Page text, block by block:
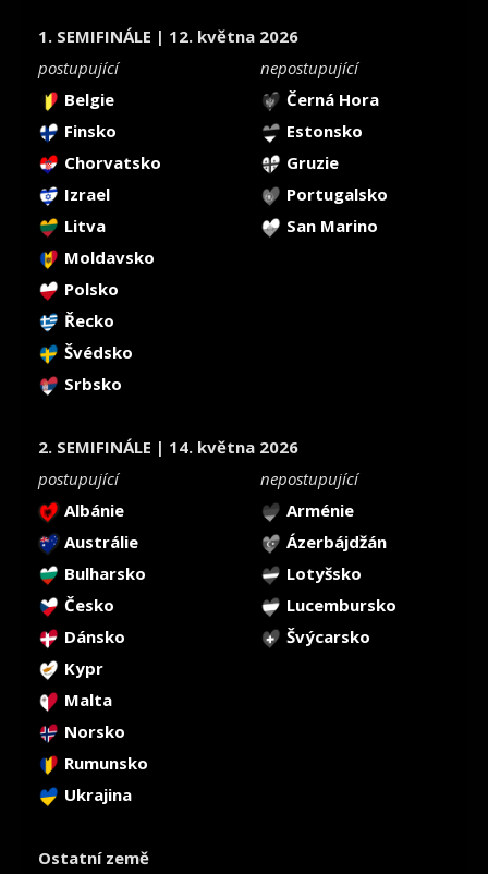
1. SEMIFINÁLE | 12. května 2026
postupující
nepostupující
Belgie
Černá Hora
Finsko
Estonsko
Chorvatsko
Gruzie
Izrael
Portugalsko
Litva
San Marino
Moldavsko
Polsko
Řecko
Švédsko
Srbsko
2. SEMIFINÁLE | 14. května 2026
postupující
nepostupující
Albánie
Arménie
Austrálie
Ázerbájdžán
Bulharsko
Lotyšsko
Česko
Lucembursko
Dánsko
Švýcarsko
Kypr
Malta
Norsko
Rumunsko
Ukrajina
Ostatní země